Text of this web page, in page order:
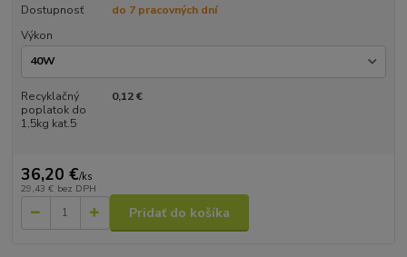
Dostupnosť
do 7 pracovných dní
Výkon
Recyklačný
poplatok do
1,5kg kat.5
0,12 €
36,20 €/ks
29,43 € bez DPH
Pridať do košíka